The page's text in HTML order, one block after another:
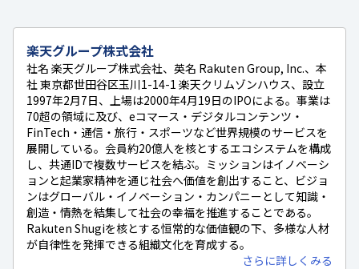
楽天グループ株式会社
社名 楽天グループ株式会社、英名 Rakuten Group, Inc.、本
社 東京都世田谷区玉川1-14-1 楽天クリムゾンハウス、設立
1997年2月7日、上場は2000年4月19日のIPOによる。事業は
70超の領域に及び、eコマース・デジタルコンテンツ・
FinTech・通信・旅行・スポーツなど世界規模のサービスを
展開している。会員約20億人を核とするエコシステムを構成
し、共通IDで複数サービスを結ぶ。ミッションはイノベーシ
ョンと起業家精神を通じ社会へ価値を創出すること、ビジョ
ンはグローバル・イノベーション・カンパニーとして知識・
創造・情熱を結集して社会の幸福を推進することである。
Rakuten Shugiを核とする恒常的な価値観の下、多様な人材
が自律性を発揮できる組織文化を育成する。
さらに詳しくみる